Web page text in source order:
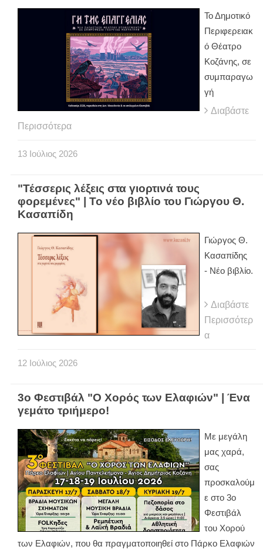
Το Δημοτικό
Περιφερειακ
ό Θέατρο
Κοζάνης, σε
συμπαραγω
γή
Διαβάστε
Περισσότερα
13 Ιούλιος 2026
"Τέσσερις λέξεις στα γιορτινά τους
φορεμένες" | Το νέο βιβλίο του Γιώργου Θ.
Κασαπίδη
Γιώργος Θ.
Κασαπίδης
- Νέο βιβλίο.
Διαβάστε
Περισσότερ
α
12 Ιούλιος 2026
3ο Φεστιβάλ "Ο Χορός των Ελαφιών" | Ένα
γεμάτο τριήμερο!
Με μεγάλη
μας χαρά,
σας
προσκαλούμ
ε στο 3ο
Φεστιβάλ
του Χορού
των Ελαφιών, που θα πραγματοποιηθεί στο Πάρκο Ελαφιών